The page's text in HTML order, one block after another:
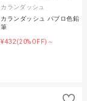
カランダッシュ
カランダッシュ パブロ色鉛
筆
¥432(20%OFF)～